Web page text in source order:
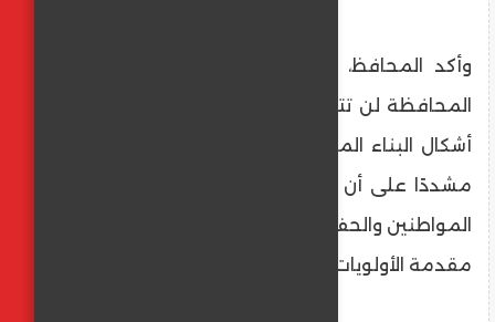
وأكد المحافظ، خلال تفقده لموقع البرج، أن
المحافظة لن تتهاون مطلقًا مع أي شكل من
أشكال البناء المخالف أو التعدي على الأراضي،
مشددًا على أن تطبيق القانون وحماية حقوق
المواطنين والحفاظ على سلامة الأرواح يأتى في
مقدمة الأولويات.